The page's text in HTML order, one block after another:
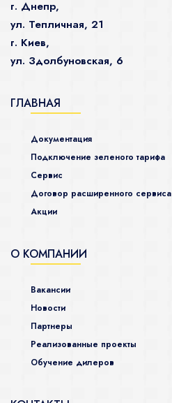
г. Днепр,
ул. Тепличная, 21
г. Киев,
ул. Здолбуновская, 6
ГЛАВНАЯ
Документация
Подключение зеленого тарифа
Сервис
Договор расширенного сервиса
Акции
О КОМПАНИИ
Вакансии
Новости
Партнеры
Реализованные проекты
Обучение дилеров